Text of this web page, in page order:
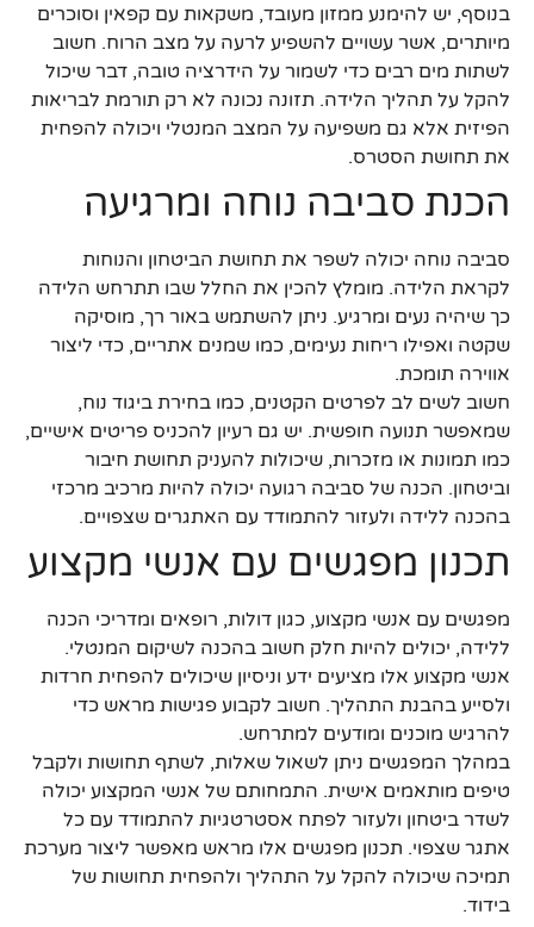
בנוסף, יש להימנע ממזון מעובד, משקאות עם קפאין וסוכרים
מיותרים, אשר עשויים להשפיע לרעה על מצב הרוח. חשוב
לשתות מים רבים כדי לשמור על הידרציה טובה, דבר שיכול
להקל על תהליך הלידה. תזונה נכונה לא רק תורמת לבריאות
הפיזית אלא גם משפיעה על המצב המנטלי ויכולה להפחית
את תחושת הסטרס.
הכנת סביבה נוחה ומרגיעה
סביבה נוחה יכולה לשפר את תחושת הביטחון והנוחות
לקראת הלידה. מומלץ להכין את החלל שבו תתרחש הלידה
כך שיהיה נעים ומרגיע. ניתן להשתמש באור רך, מוסיקה
שקטה ואפילו ריחות נעימים, כמו שמנים אתריים, כדי ליצור
אווירה תומכת.
חשוב לשים לב לפרטים הקטנים, כמו בחירת ביגוד נוח,
שמאפשר תנועה חופשית. יש גם רעיון להכניס פריטים אישיים,
כמו תמונות או מזכרות, שיכולות להעניק תחושת חיבור
וביטחון. הכנה של סביבה רגועה יכולה להיות מרכיב מרכזי
בהכנה ללידה ולעזור להתמודד עם האתגרים שצפויים.
תכנון מפגשים עם אנשי מקצוע
מפגשים עם אנשי מקצוע, כגון דולות, רופאים ומדריכי הכנה
ללידה, יכולים להיות חלק חשוב בהכנה לשיקום המנטלי.
אנשי מקצוע אלו מציעים ידע וניסיון שיכולים להפחית חרדות
ולסייע בהבנת התהליך. חשוב לקבוע פגישות מראש כדי
להרגיש מוכנים ומודעים למתרחש.
במהלך המפגשים ניתן לשאול שאלות, לשתף תחושות ולקבל
טיפים מותאמים אישית. התמחותם של אנשי המקצוע יכולה
לשדר ביטחון ולעזור לפתח אסטרטגיות להתמודד עם כל
אתגר שצפוי. תכנון מפגשים אלו מראש מאפשר ליצור מערכת
תמיכה שיכולה להקל על התהליך ולהפחית תחושות של
בידוד.